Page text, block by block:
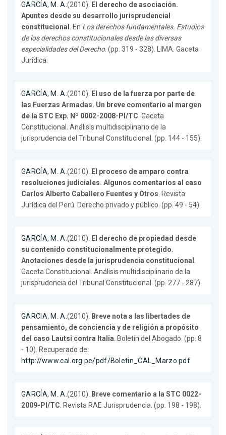
GARCÍA, M. A.(2010). El derecho de asociación.
Apuntes desde su desarrollo jurisprudencial
constitucional . En Los derechos fundamentales. Estudios
de los derechos constitucionales desde las diversas
especialidades del Derecho. (pp. 319 - 328). LIMA. Gaceta
Jurídica.
GARCÍA, M. A.(2010). El uso de la fuerza por parte de
las Fuerzas Armadas. Un breve comentario al margen
de la STC Exp. Nº 0002-2008-PI/TC. Gaceta
Constitucional. Análisis multidisciplinario de la
jurisprudencia del Tribunal Constitucional. (pp. 144 - 155).
GARCÍA, M. A.(2010). El proceso de amparo contra
resoluciones judiciales. Algunos comentarios al caso
Carlos Alberto Caballero Fuentes y Otros. Revista
Jurídica del Perú. Derecho privado y público. (pp. 49 - 54).
GARCÍA, M. A.(2010). El derecho de propiedad desde
su contenido constitucionalmente protegido.
Anotaciones desde la jurisprudencia constitucional .
Gaceta Constitucional. Análisis multidisciplinario de la
jurisprudencia del Tribunal Constitucional. (pp. 277 - 287).
GARCIA, M. A.(2010). Breve nota a las libertades de
pensamiento, de conciencia y de religión a propósito
del caso Lautsi contra Italia. Boletín del Abogado. (pp. 8
- 10). Recuperado de:
http://www.cal.org.pe/pdf/Boletin_CAL_Marzo.pdf
GARCÍA, M. A.(2010). Breve comentario a la STC 0022-
2009-PI/TC. Revista RAE Jurisprudencia. (pp. 198 - 198).